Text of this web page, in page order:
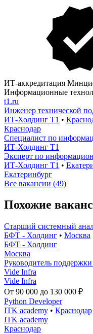
ИТ-аккредитация
Информационные
t1.ru
Инженер технической
ИТ-Холдинг Т1 •
Краснодар
Специалист по
ИТ-Холдинг Т1
Эксперт по
ИТ-Холдинг Т1 •
Екатеринбург
Все вакансии (49)
Похожие
Старший системный
БФТ - Холдинг • Москва
БФТ - Холдинг
Москва
Руководитель
Vide Infra
Vide Infra
От 90 000 до 130 000 ₽
Python Developer
ITK academy • Краснодар
ITK academy
Краснодар